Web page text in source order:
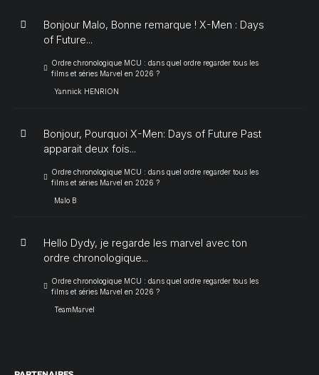
Bonjour Malo, Bonne remarque ! X-Men : Days
of Future...
Ordre chronologique MCU : dans quel ordre regarder tous les
films et séries Marvel en 2026 ?
Yannick HENRION
Bonjour, Pourquoi X-Men: Days of Future Past
apparait deux fois...
Ordre chronologique MCU : dans quel ordre regarder tous les
films et séries Marvel en 2026 ?
Malo B
Hello Dydy, je regarde les marvel avec ton
ordre chronologique...
Ordre chronologique MCU : dans quel ordre regarder tous les
films et séries Marvel en 2026 ?
TeamMarvel